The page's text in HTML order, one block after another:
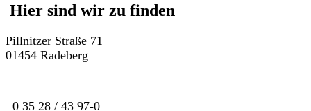
Hier sind wir zu finden
Pillnitzer Straße 71
01454 Radeberg
0 35 28 / 43 97-0